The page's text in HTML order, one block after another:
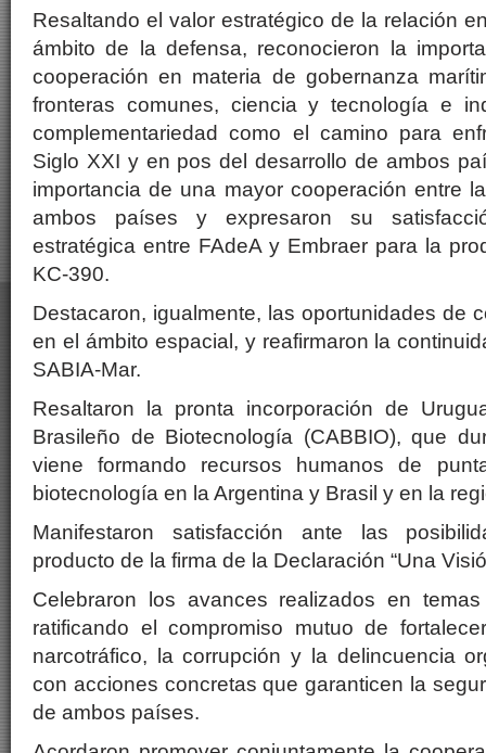
Resaltando el valor estratégico de la relación
ámbito de la defensa, reconocieron la
cooperación en materia de gobernanza
fronteras comunes, ciencia y tecnología e
complementariedad como el camino para
Siglo XXI y en pos del desarrollo de ambos
importancia de una mayor cooperación entre
ambos países y expresaron su
estratégica entre FAdeA y Embraer para la
KC-390.
Destacaron, igualmente, las oportunidades de
en el ámbito espacial, y reafirmaron la
SABIA-Mar.
Resaltaron la pronta incorporación de
Brasileño de Biotecnología (CABBIO), que
viene formando recursos humanos de
biotecnología en la Argentina y Brasil y en la
Manifestaron satisfacción ante las
producto de la firma de la Declaración “Una
Celebraron los avances realizados en
ratificando el compromiso mutuo de
narcotráfico, la corrupción y la delincuencia
con acciones concretas que garanticen la
de ambos países.